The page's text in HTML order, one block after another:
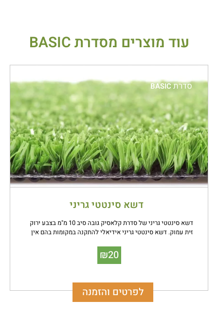
עוד מוצרים מסדרתBASIC
סדרתBASIC
דשא סינטטי גריני
דשא סינטטי גריני של סדרת קלאסיק גובה סיב 10 מ"מ בצבע ירוק
זית עמוק. דשא סינטטי גריני אידיאלי להתקנה במקומות בהם אין
₪20
לפרטים והזמנה